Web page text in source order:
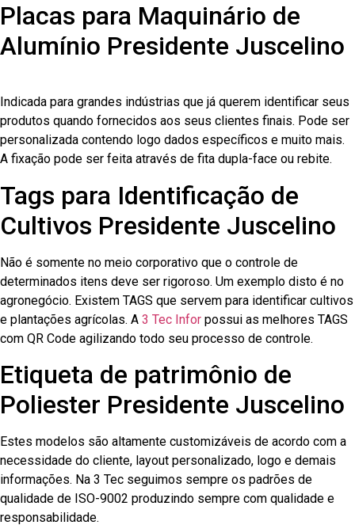
Placas para Maquinário de
Alumínio Presidente Juscelino
Indicada para grandes indústrias que já querem identificar seus
produtos quando fornecidos aos seus clientes finais. Pode ser
personalizada contendo logo dados específicos e muito mais.
A fixação pode ser feita através de fita dupla-face ou rebite.
Tags para Identificação de
Cultivos Presidente Juscelino
Não é somente no meio corporativo que o controle de
determinados itens deve ser rigoroso. Um exemplo disto é no
agronegócio. Existem TAGS que servem para identificar cultivos
e plantações agrícolas. A 3 Tec Infor possui as melhores TAGS
com QR Code agilizando todo seu processo de controle.
Etiqueta de patrimônio de
Poliester Presidente Juscelino
Estes modelos são altamente customizáveis de acordo com a
necessidade do cliente, layout personalizado, logo e demais
informações. Na 3 Tec seguimos sempre os padrões de
qualidade de ISO-9002 produzindo sempre com qualidade e
responsabilidade.